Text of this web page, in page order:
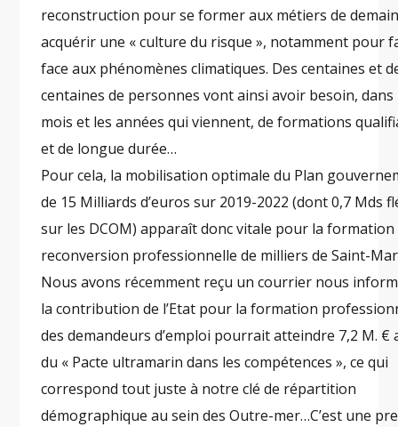
reconstruction pour se former aux métiers de
acquérir une « culture du risque », notamment pour
face aux phénomènes climatiques. Des centaines et
centaines de personnes vont ainsi avoir besoin, dans
mois et les années qui viennent, de formations
et de longue durée…
Pour cela, la mobilisation optimale du Plan
de 15 Milliards d’euros sur 2019-2022 (dont 0,7 Mds
sur les DCOM) apparaît donc vitale pour la formation
reconversion professionnelle de milliers de Saint-
Nous avons récemment reçu un courrier nous
la contribution de l’Etat pour la formation
des demandeurs d’emploi pourrait atteindre 7,2 M. €
du « Pacte ultramarin dans les compétences », ce qui
correspond tout juste à notre clé de répartition
démographique au sein des Outre-mer…C’est une